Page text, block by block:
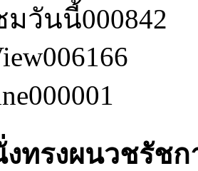
มวันนี้000842
006166
000001
ทรงผนวชรัช